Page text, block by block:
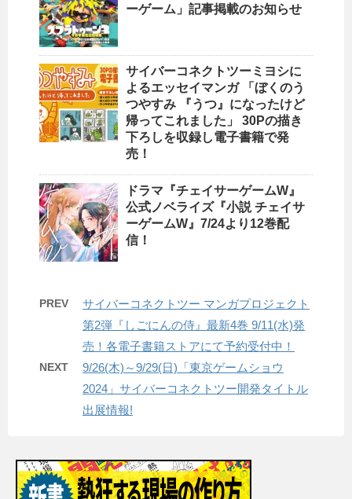
ーゲーム」記事掲載のお知らせ
サイバーコネクトツーミヨシに
よるエッセイマンガ 「ぼくのう
つやすみ 『うつ』になったけど
帰ってこれました」 30Pの描き
下ろしを収録し電子書籍で発
売！
ドラマ『チェイサーゲームW』
公式ノベライズ『小説 チェイサ
ーゲームW』7/24より12巻配
信！
PREV
サイバーコネクトツー マンガプロジェクト
第2弾『しごにんの侍』最新4巻 9/11(水)発
売！各電子書籍ストアにて予約受付中！
NEXT
9/26(木)～9/29(日)「東京ゲームショウ
2024」サイバーコネクトツー開発タイトル
出展情報!